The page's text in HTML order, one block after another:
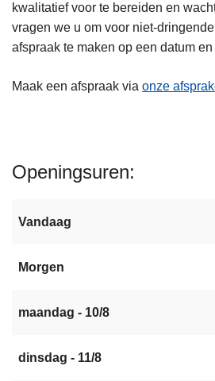
kwalitatief voor te bereiden en
vragen we u om voor niet-
afspraak te maken op een datum
Maak een afspraak via onze
Openingsuren
Vandaag
Morgen
maandag - 10/8
dinsdag - 11/8